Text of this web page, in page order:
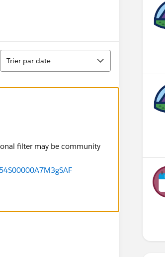
Tri
Trier par date
filter may be community